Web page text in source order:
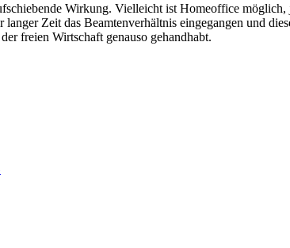
Wirkung. Vielleicht ist Homeoffice
Zeit das Beamtenverhältnis eingegangen und
freien Wirtschaft genauso gehandhabt.